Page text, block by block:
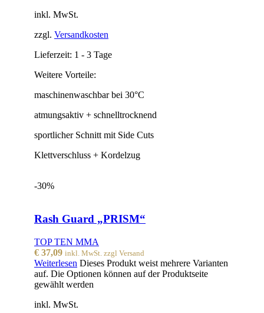
inkl. MwSt.
zzgl. Versandkosten
Lieferzeit: 1 - 3 Tage
Weitere Vorteile:
maschinenwaschbar bei 30°C
atmungsaktiv + schnelltrocknend
sportlicher Schnitt mit Side Cuts
Klettverschluss + Kordelzug
-30%
Rash Guard „PRISM“
TOP TEN MMA
€ 37,09 inkl. MwSt. zzgl Versand
Weiterlesen Dieses Produkt weist mehrere Varianten
auf. Die Optionen können auf der Produktseite
gewählt werden
inkl. MwSt.